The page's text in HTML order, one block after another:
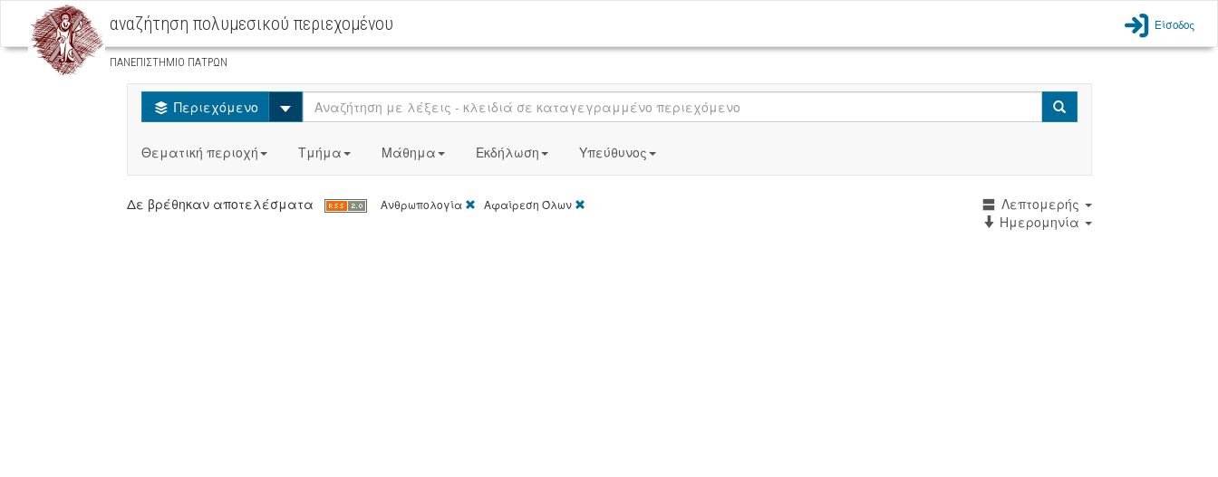
αναζήτηση πολυμεσικού περιεχομένου
ΠΑΝΕΠΙΣΤΗΜΙΟ ΠΑΤΡΩΝ
Είσοδος
Περιεχόμενο Select Search
Θεματική περιοχή Τμήμα Μάθημα Εκδήλωση Υπεύθυνος
Δε βρέθηκαν αποτελέσματα Ανθρωπολογία [X]Αφαίρεση Όλων [X]
Λεπτομερής
Ημερομηνία